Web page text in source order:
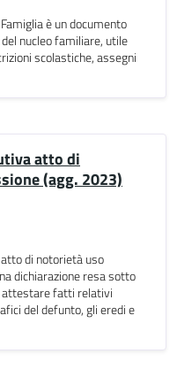
è un documento
nucleo familiare, utile
scolastiche, assegni
atto di
(agg. 2023)
di notorietà uso
dichiarazione resa sotto
attestare fatti relativi
del defunto, gli eredi e